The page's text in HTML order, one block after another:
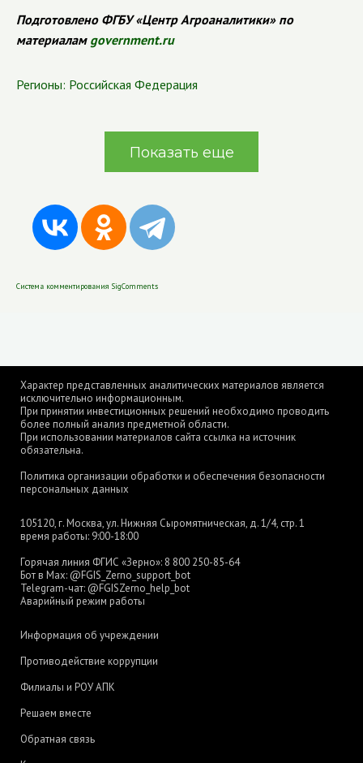
Подготовлено ФГБУ «Центр Агроаналитики» по
материалам government.ru
Регионы: Российская Федерация
Показать еще
Система комментирования SigComments
Характер представленных аналитических материалов является
исключительно информационным.
При принятии инвестиционных решений необходимо проводить
более полный анализ предметной области.
При использовании материалов сайта ссылка на источник
обязательна.
Политика организации обработки и обеспечения безопасности
персональных данных
105120, г. Москва, ул. Нижняя Сыромятническая, д. 1/4, стр. 1
время работы: 9:00-18:00
Горячая линия ФГИС «Зерно»: 8 800 250-85-64
Бот в Max: @FGIS_Zerno_support_bot
Telegram-чат: @FGISZerno_help_bot
Аварийный режим работы
Информация об учреждении
Противодействие коррупции
Филиалы и РОУ АПК
Решаем вместе
Обратная связь